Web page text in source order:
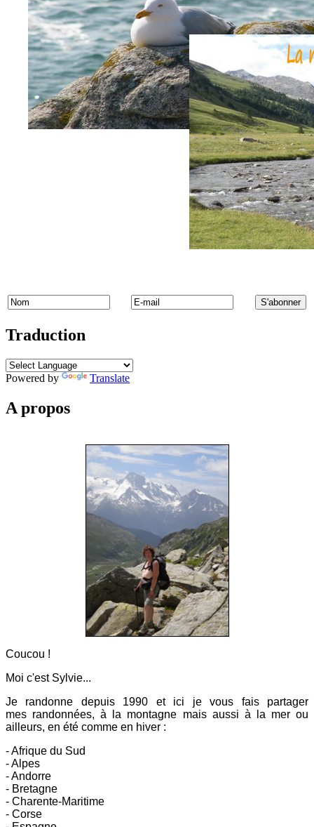
Traduction
Powered by Translate
A propos
Coucou !
Moi c'est Sylvie...
Je randonne depuis 1990 et ici je vous fais partager
mes randonnées, à la montagne mais aussi à la mer ou
ailleurs, en été comme en hiver :
- Afrique du Sud
- Alpes
- Andorre
- Bretagne
- Charente-Maritime
- Corse